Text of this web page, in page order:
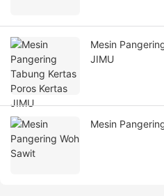
Mesin
JIMU
Mesin